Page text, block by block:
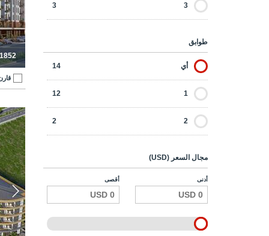
3
3
طوابق
أي 14
1
12
2
2
مجال السعر (USD)
أدنى أقصى